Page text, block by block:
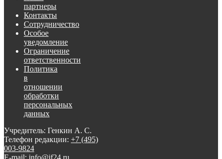
партнеры
Контакты
Сотрудничество
Особое
уведомление
Ограничение
ответственности
Политика
в
отношении
обработки
персональных
данных
Учредитель: Генкин А. С.
Телефон редакции: +7 (495)
003-9824
E-mail: info@if24.ru